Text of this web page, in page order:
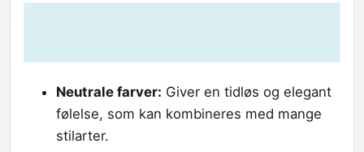
Neutrale farver: Giver en tidløs og elegant
følelse, som kan kombineres med mange
stilarter.